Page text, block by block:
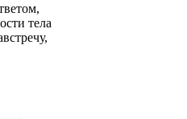
тела